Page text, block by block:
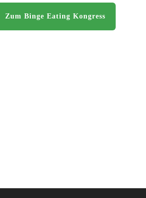
Zum Binge Eating Kongress